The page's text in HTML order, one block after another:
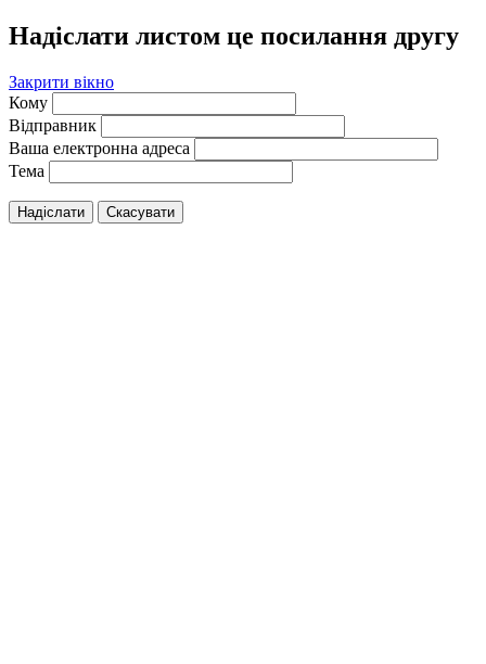
Надіслати листом це посилання другу
Закрити вікно
Кому
Відправник
Ваша електронна адреса
Тема
Надіслати Скасувати